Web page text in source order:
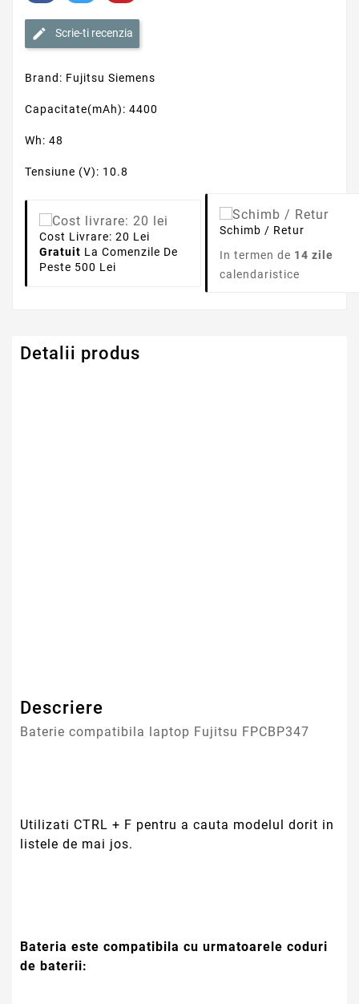
Scrie-ti recenzia
Brand: Fujitsu Siemens
Capacitate(mAh): 4400
Wh: 48
Tensiune (V): 10.8
Cost Livrare: 20 Lei
Gratuit La Comenzile De
Peste 500 Lei
Schimb / Retur
In termen de 14 zile
calendaristice
Detalii produs
Descriere
Baterie compatibila laptop Fujitsu FPCBP347
Utilizati CTRL + F pentru a cauta modelul dorit in
listele de mai jos.
Bateria este compatibila cu urmatoarele coduri
de baterii: